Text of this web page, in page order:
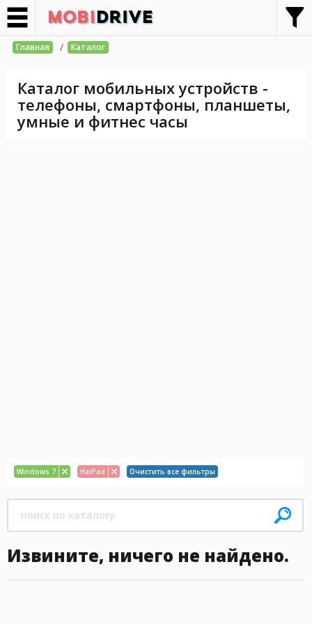
Главная / Каталог
Каталог мобильных устройств -
телефоны, смартфоны, планшеты,
умные и фитнес часы
Windows 7 HaiPad Очистить все фильтры
Извините, ничего не найдено.